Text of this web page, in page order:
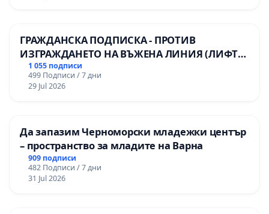
ГРАЖДАНСКА ПОДПИСКА - ПРОТИВ
ИЗГРАЖДАНЕТО НА ВЪЖЕНА ЛИНИЯ (ЛИФТ)
НА ТЕРИТОРИЯТА НА ПРИРОДНА
ЗАБЕЛЕЖИТЕЛНОСТ „ХЪЛМ НА
ОСВОБОДИТЕЛИТЕ“ (БУНАРДЖИК)
1 055 подписи
499 Подписи / 7 дни
29 Jul 2026
Да запазим Черноморски младежки център
– пространство за младите на Варна
909 подписи
482 Подписи / 7 дни
31 Jul 2026